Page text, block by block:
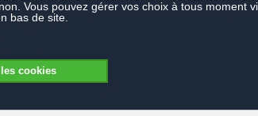
l'avenir"